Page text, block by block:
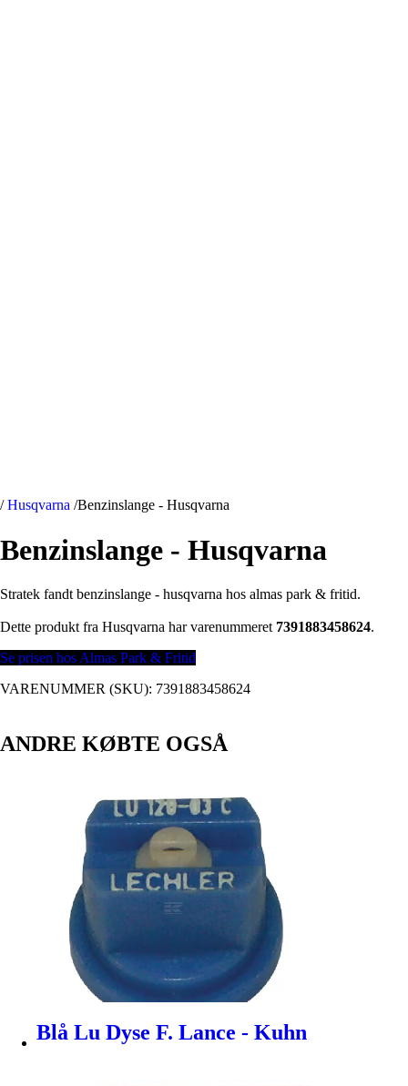
/ Husqvarna /Benzinslange - Husqvarna
Benzinslange - Husqvarna
Stratek fandt benzinslange - husqvarna hos almas park & fritid.
Dette produkt fra Husqvarna har varenummeret 7391883458624.
Se prisen hos Almas Park & Fritid
VARENUMMER (SKU): 7391883458624
ANDRE KØBTE OGSÅ
Blå Lu Dyse F. Lance - Kuhn